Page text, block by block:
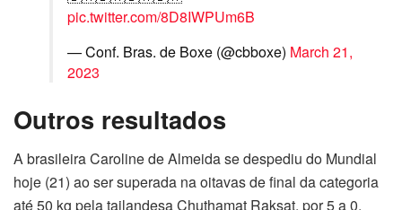
pic.twitter.com/8D8IWPUm6B
— Conf. Bras. de Boxe (@cbboxe) March 21,
2023
Outros resultados
A brasileira Caroline de Almeida se despediu do Mundial
hoje (21) ao ser superada na oitavas de final da categoria
até 50 kg pela tailandesa Chuthamat Raksat, por 5 a 0.